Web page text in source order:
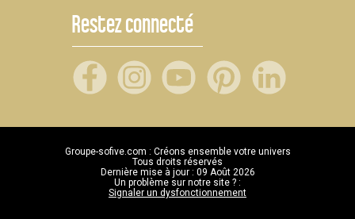
Restez connecté
Groupe-sofive.com : Créons ensemble votre univers
Tous droits réservés
Dernière mise à jour : 09 Août 2026
Un problème sur notre site ? :
Signaler un dysfonctionnement